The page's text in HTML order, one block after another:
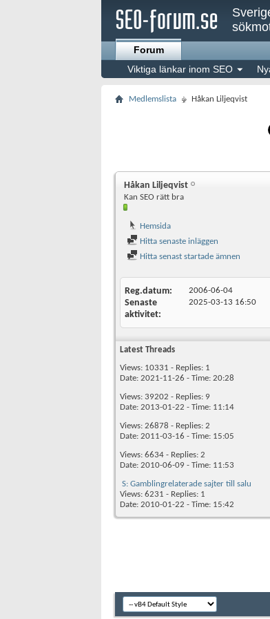
Forum
Viktiga länkar inom SEO
Medlemslista Håkan Liljeqvist
Håkan Liljeqvist
Kan SEO rätt bra
Hemsida
Hitta senaste inläggen
Hitta senast startade ämnen
Reg.datum 2006-06-04
Senaste
aktivitet
2025-03-13 16:50
Latest Threads
Views: 10331 - Replies: 1
Date: 2021-11-26 - Time: 20:28
Views: 39202 - Replies: 9
Date: 2013-01-22 - Time: 11:14
Views: 26878 - Replies: 2
Date: 2011-03-16 - Time: 15:05
Views: 6634 - Replies: 2
Date: 2010-06-09 - Time: 11:53
S: Gamblingrelaterade sajter till salu
Views: 6231 - Replies: 1
Date: 2010-01-22 - Time: 15:42